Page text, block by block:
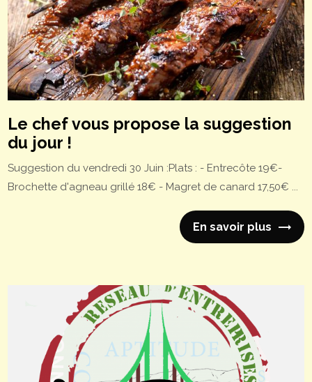
Le chef vous propose la suggestion
du jour !
Suggestion du vendredi 30 Juin :Plats : - Entrecôte 19€-
Brochette d'agneau grillé 18€ - Magret de canard 17,50€ ...
En savoir plus